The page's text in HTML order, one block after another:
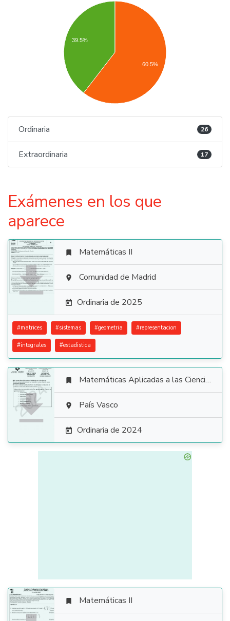
39.5%
60.5%
Ordinaria 26
Extraordinaria 17
Exámenes en los que
aparece

 Matemáticas II
 Comunidad de Madrid
 Ordinaria de 2025
#matrices #sistemas #geometria #representacion
#integrales #estadistica

 Matemáticas Aplicadas a las Ciencias Sociales
 País Vasco
 Ordinaria de 2024
 Matemáticas II